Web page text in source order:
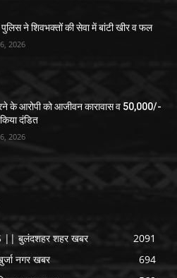
पुलिस ने शिवभक्तों की सेवा में बांटी खीर व फल
2026
के आरोपी को आजीवन कारावास व 50,000/-
दंडित
2026
|| बुलंदशहर शहर खबर
2091
नगर खबर
694